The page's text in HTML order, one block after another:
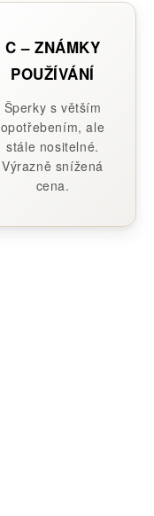
C – ZNÁMKY
POUŽÍVÁNÍ
Šperky s větším
opotřebením, ale
stále nositelné.
Výrazně snížená
cena.